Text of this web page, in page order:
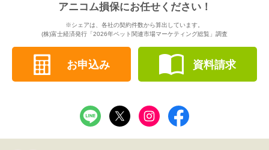
アニコム損保にお任せください！
※シェアは、各社の契約件数から算出しています。
(株)富士経済発行「2026年ペット関連市場マーケティング総覧」調査
お申込み 資料請求